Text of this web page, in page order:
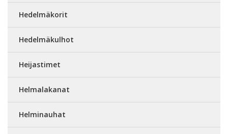
Hedelmäkorit
Hedelmäkulhot
Heijastimet
Helmalakanat
Helminauhat